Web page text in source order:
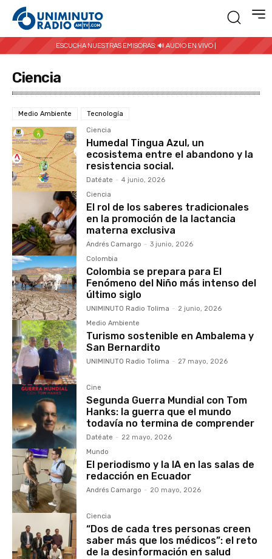
ESCUCHA NUESTRAS EMISORAS: 🔊 AUDIO EN VIVO |
Ciencia
Medio Ambiente Tecnología
Ciencia
Humedal Tingua Azul, un
ecosistema entre el abandono y la
resistencia social.
Datéate - 4 junio, 2026
Ciencia
El rol de los saberes tradicionales
en la promoción de la lactancia
materna exclusiva
Andrés Camargo - 3 junio, 2026
Colombia
Colombia se prepara para El
Fenómeno del Niño más intenso del
último siglo
UNIMINUTO Radio Tolima - 2 junio, 2026
Medio Ambiente
Turismo sostenible en Ambalema y
San Bernardito
UNIMINUTO Radio Tolima - 27 mayo, 2026
Cine
Segunda Guerra Mundial con Tom
Hanks: la guerra que el mundo
todavía no termina de comprender
Datéate - 22 mayo, 2026
Mundo
El periodismo y la IA en las salas de
redacción en Ecuador
Andrés Camargo - 20 mayo, 2026
Ciencia
“Dos de cada tres personas creen
saber más que los médicos”: el reto
de la desinformación en salud